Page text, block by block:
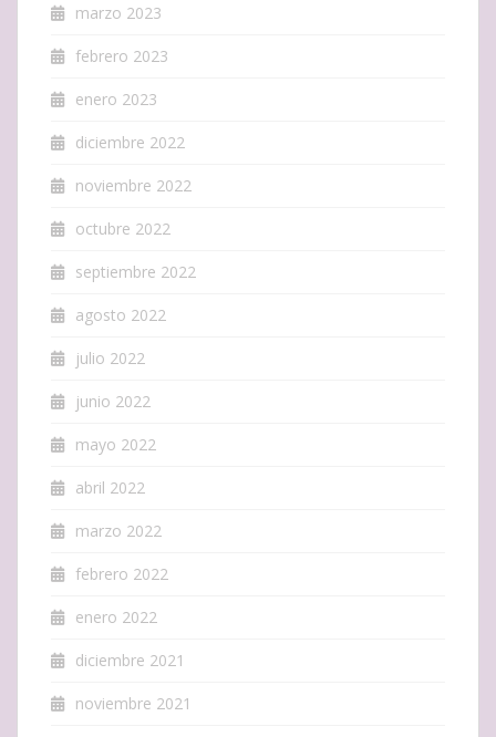
marzo 2023
febrero 2023
enero 2023
diciembre 2022
noviembre 2022
octubre 2022
septiembre 2022
agosto 2022
julio 2022
junio 2022
mayo 2022
abril 2022
marzo 2022
febrero 2022
enero 2022
diciembre 2021
noviembre 2021